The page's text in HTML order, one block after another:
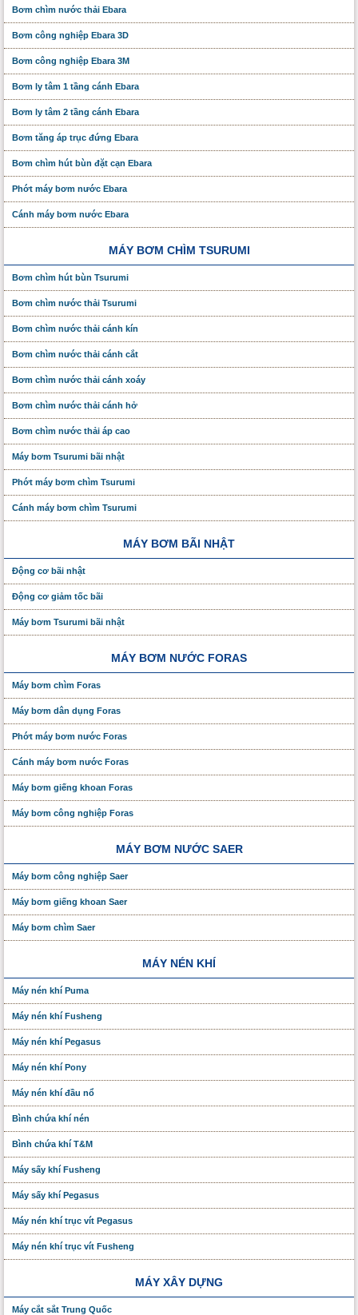
Bơm chìm nước thải Ebara
Bơm công nghiệp Ebara 3D
Bơm công nghiệp Ebara 3M
Bơm ly tâm 1 tầng cánh Ebara
Bơm ly tâm 2 tầng cánh Ebara
Bơm tăng áp trục đứng Ebara
Bơm chìm hút bùn đặt cạn Ebara
Phớt máy bơm nước Ebara
Cánh máy bơm nước Ebara
MÁY BƠM CHÌM TSURUMI
Bơm chìm hút bùn Tsurumi
Bơm chìm nước thải Tsurumi
Bơm chìm nước thải cánh kín
Bơm chìm nước thải cánh cắt
Bơm chìm nước thải cánh xoáy
Bơm chìm nước thải cánh hở
Bơm chìm nước thải áp cao
Máy bơm Tsurumi bãi nhật
Phớt máy bơm chìm Tsurumi
Cánh máy bơm chìm Tsurumi
MÁY BƠM BÃI NHẬT
Động cơ bãi nhật
Động cơ giảm tốc bãi
Máy bơm Tsurumi bãi nhật
MÁY BƠM NƯỚC FORAS
Máy bơm chìm Foras
Máy bơm dân dụng Foras
Phớt máy bơm nước Foras
Cánh máy bơm nước Foras
Máy bơm giếng khoan Foras
Máy bơm công nghiệp Foras
MÁY BƠM NƯỚC SAER
Máy bơm công nghiệp Saer
Máy bơm giếng khoan Saer
Máy bơm chìm Saer
MÁY NÉN KHÍ
Máy nén khí Puma
Máy nén khí Fusheng
Máy nén khí Pegasus
Máy nén khí Pony
Máy nén khí đầu nổ
Bình chứa khí nén
Bình chứa khí T&M
Máy sấy khí Fusheng
Máy sấy khí Pegasus
Máy nén khí trục vít Pegasus
Máy nén khí trục vít Fusheng
MÁY XÂY DỰNG
Máy cắt sắt Trung Quốc